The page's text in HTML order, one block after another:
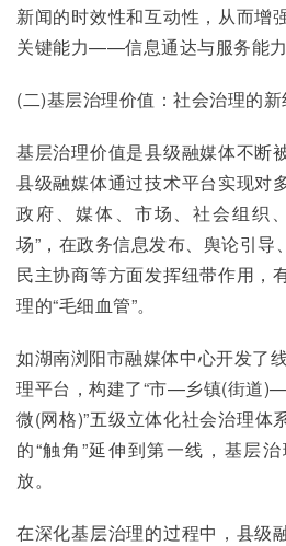
新闻的时效性和互动性，从而增
关键能力——信息通达与服务能力
(二)基层治理价值：社会治理的
基层治理价值是县级融媒体不断
县级融媒体通过技术平台实现对
政府、媒体、市场、社会组织
场”，在政务信息发布、舆论引导
民主协商等方面发挥纽带作用，
理的“毛细血管”。
如湖南浏阳市融媒体中心开发了
理平台，构建了“市—乡镇(街道
微(网格)”五级立体化社会治理体
的“触角”延伸到第一线，基层
放。
在深化基层治理的过程中，县级